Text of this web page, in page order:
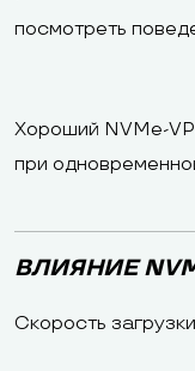
посмотреть
Хороший NVMe-
при
ВЛИЯНИЕ
Скорость